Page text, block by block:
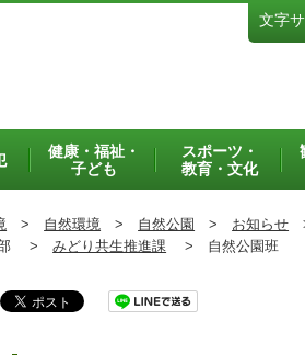
文字
健康・福祉・
子ども
スポーツ・
教育・文化
> 自然環境 > 自然公園 > お知らせ
部 > みどり共生推進課 > 自然公園班